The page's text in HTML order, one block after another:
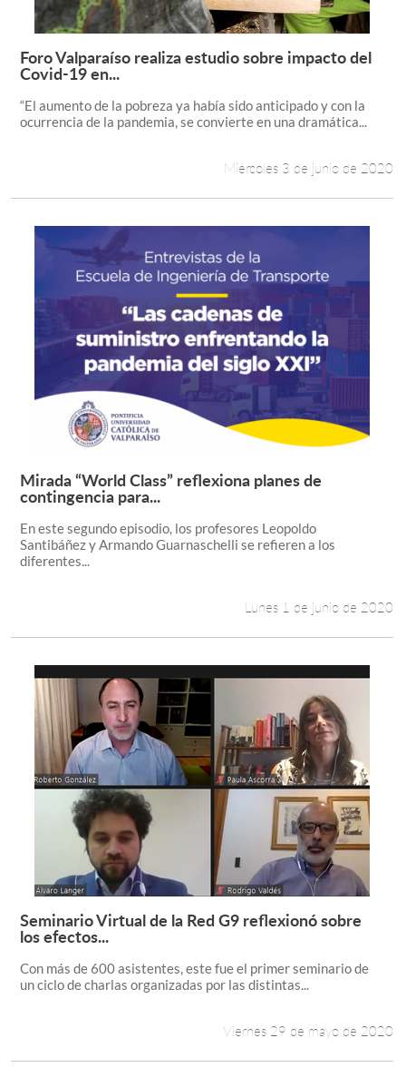
Leer más +
Foro Valparaíso realiza estudio sobre impacto del
Covid-19 en...
“El aumento de la pobreza ya había sido anticipado y con la
ocurrencia de la pandemia, se convierte en una dramática...
Miércoles 3 de junio de 2020
Leer más +
Mirada “World Class” reflexiona planes de
contingencia para...
En este segundo episodio, los profesores Leopoldo
Santibáñez y Armando Guarnaschelli se refieren a los
diferentes...
Lunes 1 de junio de 2020
Leer más +
Seminario Virtual de la Red G9 reflexionó sobre
los efectos...
Con más de 600 asistentes, este fue el primer seminario de
un ciclo de charlas organizadas por las distintas...
Viernes 29 de mayo de 2020